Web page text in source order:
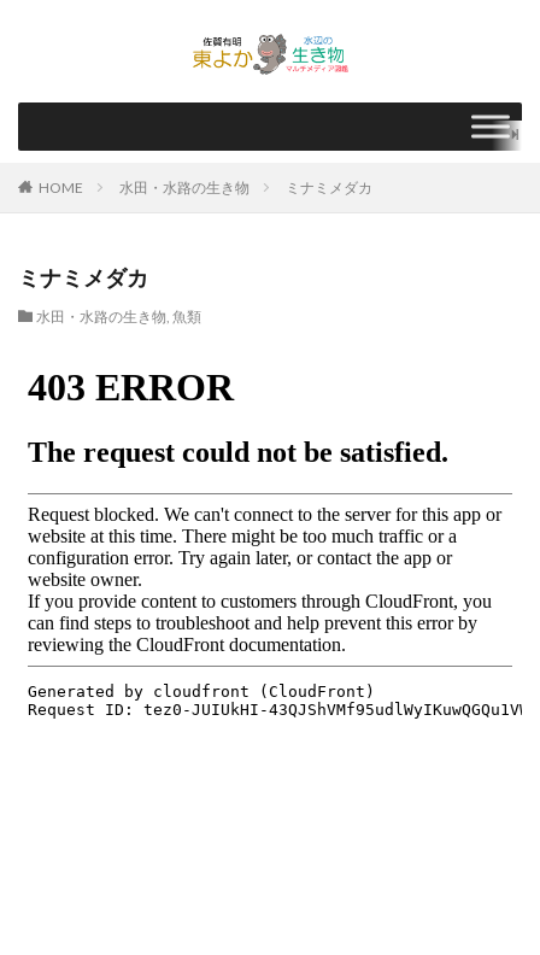
HOME 水田・水路の生き物 ミナミメダカ
ミナミメダカ
水田・水路の生き物, 魚類